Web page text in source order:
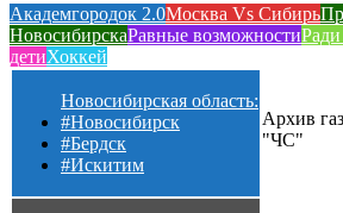
Академгородок 2.0Москва Vs Сибирь
НовосибирскаРавные возможности
детиХоккей
Новосибирская область:
#Новосибирск
#Бердск
#Искитим
Архив
"ЧС"